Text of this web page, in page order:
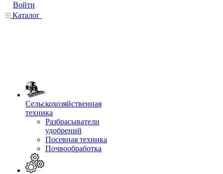
Войти
Каталог
Сельскохозяйственная
техника
Разбрасыватели
удобрений
Посевная техника
Почвообработка